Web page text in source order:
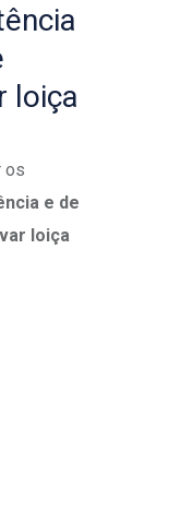
loiça
os
e de
loiça